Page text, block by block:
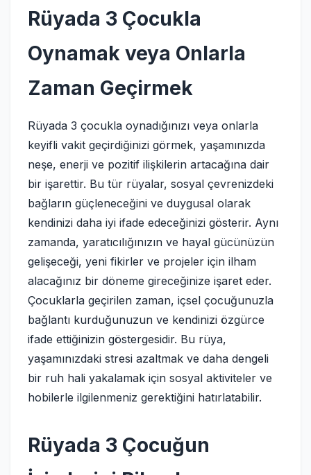
Rüyada 3 Çocukla
Oynamak veya Onlarla
Zaman Geçirmek
Rüyada 3 çocukla oynadığınızı veya onlarla
keyifli vakit geçirdiğinizi görmek, yaşamınızda
neşe, enerji ve pozitif ilişkilerin artacağına dair
bir işarettir. Bu tür rüyalar, sosyal çevrenizdeki
bağların güçleneceğini ve duygusal olarak
kendinizi daha iyi ifade edeceğinizi gösterir. Aynı
zamanda, yaratıcılığınızın ve hayal gücünüzün
gelişeceği, yeni fikirler ve projeler için ilham
alacağınız bir döneme gireceğinize işaret eder.
Çocuklarla geçirilen zaman, içsel çocuğunuzla
bağlantı kurduğunuzun ve kendinizi özgürce
ifade ettiğinizin göstergesidir. Bu rüya,
yaşamınızdaki stresi azaltmak ve daha dengeli
bir ruh hali yakalamak için sosyal aktiviteler ve
hobilerle ilgilenmeniz gerektiğini hatırlatabilir.
Rüyada 3 Çocuğun